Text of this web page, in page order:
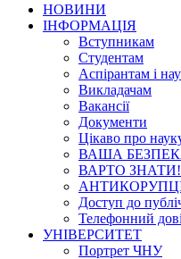
НОВИНИ
ІНФОРМАЦІЯ
Вступникам
Студентам
Аспірантам і
Викладачам
Вакансії
Документи
Цікаво про
ВАША
ВАРТО ЗНАТИ!
Доступ до
Телефонний
УНІВЕРСИТЕТ
Портрет ЧНУ